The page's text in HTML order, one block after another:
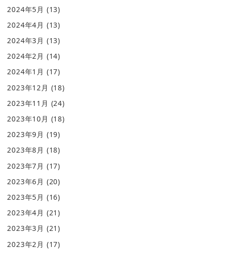
2024年5月 (13)
2024年4月 (13)
2024年3月 (13)
2024年2月 (14)
2024年1月 (17)
2023年12月 (18)
2023年11月 (24)
2023年10月 (18)
2023年9月 (19)
2023年8月 (18)
2023年7月 (17)
2023年6月 (20)
2023年5月 (16)
2023年4月 (21)
2023年3月 (21)
2023年2月 (17)